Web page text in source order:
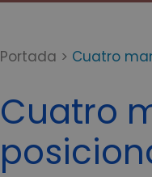
Portada > Cuatro
Cuatro